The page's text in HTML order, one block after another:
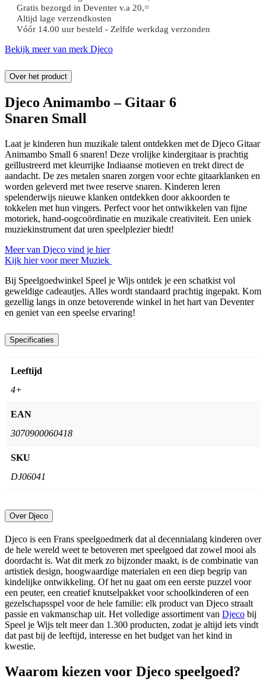
6
Snaren
Small
Gratis bezorgd in Deventer v.a 20,=
Altijd lage verzendkosten
Vóór 14.00 uur besteld - Zelfde werkdag verzonden
Bekijk meer van merk Djeco
Over het product
Djeco Animambo – Gitaar 6
Snaren Small
Laat je kinderen hun muzikale talent ontdekken met de Djeco Gitaar
Animambo Small 6 snaren! Deze vrolijke kindergitaar is prachtig
geïllustreerd met kleurrijke Indiaanse motieven en trekt direct de
aandacht. De zes metalen snaren zorgen voor echte gitaarklanken en
worden geleverd met twee reserve snaren. Kinderen leren
spelenderwijs nieuwe klanken ontdekken door akkoorden te
tokkelen met hun vingers. Perfect voor het ontwikkelen van fijne
motoriek, hand-oogcoördinatie en muzikale creativiteit. Een uniek
muziekinstrument dat uren speelplezier biedt!
Meer van Djeco vind je hier
Kijk hier voor meer Muziek
Bij Speelgoedwinkel Speel je Wijs ontdek je een schatkist vol
geweldige cadeautjes. Alles wordt standaard prachtig ingepakt. Kom
gezellig langs in onze betoverende winkel in het hart van Deventer
en geniet van een speelse ervaring!
Specificaties
Leeftijd
4+
EAN
3070900060418
SKU
DJ06041
Over Djeco
Djeco is een Frans speelgoedmerk dat al decennialang kinderen over
de hele wereld weet te betoveren met speelgoed dat zowel mooi als
doordacht is. Wat dit merk zo bijzonder maakt, is de combinatie van
artistiek design, hoogwaardige materialen en een diep begrip van
kindelijke ontwikkeling. Of het nu gaat om een eerste puzzel voor
een peuter, een creatief knutselpakket voor schoolkinderen of een
gezelschapsspel voor de hele familie: elk product van Djeco straalt
passie en vakmanschap uit. Het volledige assortiment van Djeco bij
Speel je Wijs telt meer dan 1.300 producten, zodat je altijd iets vindt
dat past bij de leeftijd, interesse en het budget van het kind in
kwestie.
Waarom kiezen voor Djeco speelgoed?